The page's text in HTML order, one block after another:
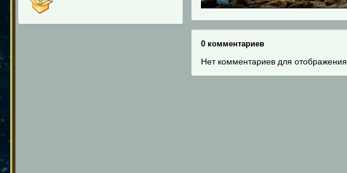
0 комментариев
Нет комментариев для отображения